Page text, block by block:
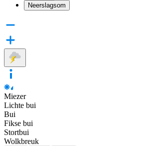
Neerslagsom
Miezer
Lichte bui
Bui
Fikse bui
Stortbui
Wolkbreuk